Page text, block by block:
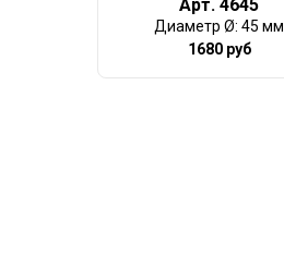
Арт. 4645
Диаметр Ø: 45 мм
1680 руб